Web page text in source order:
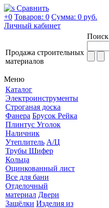
Сравнить
+0 Товаров: 0 Сумма: 0 руб.
Личный кабинет
Продажа строительных
материалов
Поиск
Меню
Каталог
Электроинструменты
Строганая доска
Фанера Брусок Рейка
Плинтус Уголок
Наличник
Утеплитель А/Ц
Трубы Шифер
Кольца
Оцинкованный лист
Все для бани
Отделочный
материал Двери
Защёлки Изделия из